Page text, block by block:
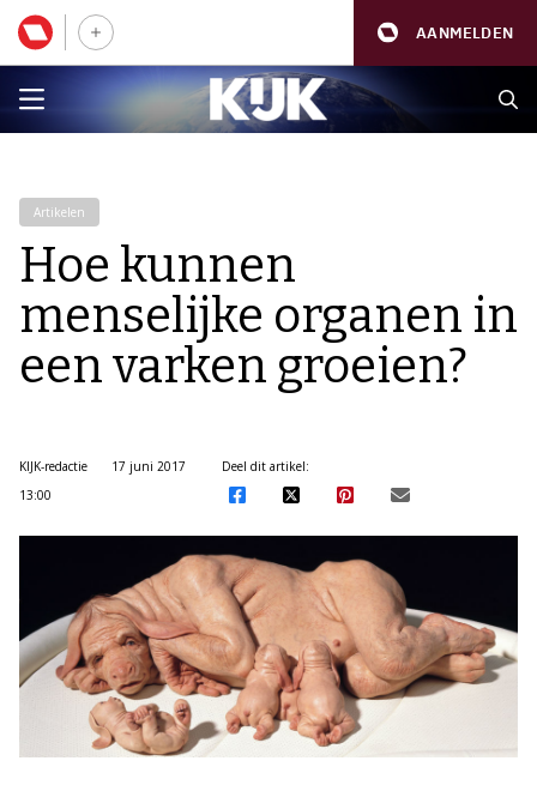
AANMELDEN
Artikelen
Hoe kunnen
menselijke organen in
een varken groeien?
KIJK-redactie
17 juni 2017
13:00
Deel dit artikel: